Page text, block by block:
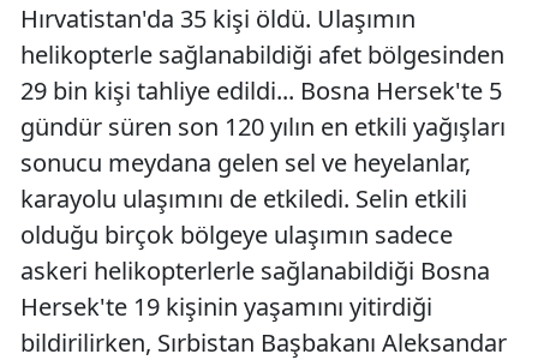
Hırvatistan'da 35 kişi öldü. Ulaşımın
helikopterle sağlanabildiği afet bölgesinden
29 bin kişi tahliye edildi... Bosna Hersek'te 5
gündür süren son 120 yılın en etkili yağışları
sonucu meydana gelen sel ve heyelanlar,
karayolu ulaşımını de etkiledi. Selin etkili
olduğu birçok bölgeye ulaşımın sadece
askeri helikopterlerle sağlanabildiği Bosna
Hersek'te 19 kişinin yaşamını yitirdiği
bildirilirken, Sırbistan Başbakanı Aleksandar